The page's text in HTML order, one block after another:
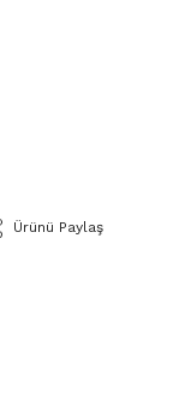
Ürünü Paylaş